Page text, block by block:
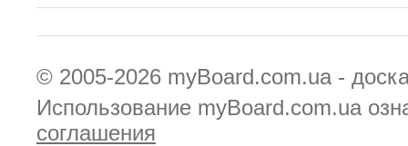
© 2005-2026 myBoard.com.ua -
Использование myBoard.com.ua
соглашения